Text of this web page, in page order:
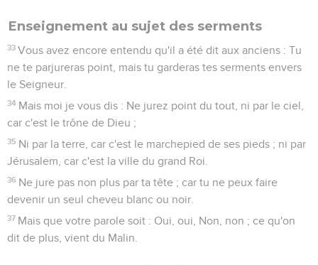
Enseignement au sujet des serments
33 Vous avez encore entendu qu'il a été dit aux anciens : Tu
ne te parjureras point, mais tu garderas tes serments envers
le Seigneur.
34 Mais moi je vous dis : Ne jurez point du tout, ni par le ciel,
car c'est le trône de Dieu ;
35 Ni par la terre, car c'est le marchepied de ses pieds ; ni par
Jérusalem, car c'est la ville du grand Roi.
36 Ne jure pas non plus par ta tête ; car tu ne peux faire
devenir un seul cheveu blanc ou noir.
37 Mais que votre parole soit : Oui, oui, Non, non ; ce qu'on
dit de plus, vient du Malin.